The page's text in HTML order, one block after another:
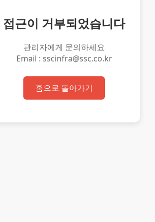
접근이 거부되었습니다
관리자에게 문의하세요
Email : sscinfra@ssc.co.kr
홈으로 돌아가기